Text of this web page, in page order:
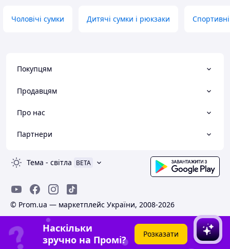
Чоловічі сумки Дитячі сумки і рюкзаки
Покупцям
Продавцям
Про нас
Партнери
Тема - світла BETA
© Prom.ua — маркетплейс України, 2008-2026
Наскільки
зручно на Промі?
Розказати